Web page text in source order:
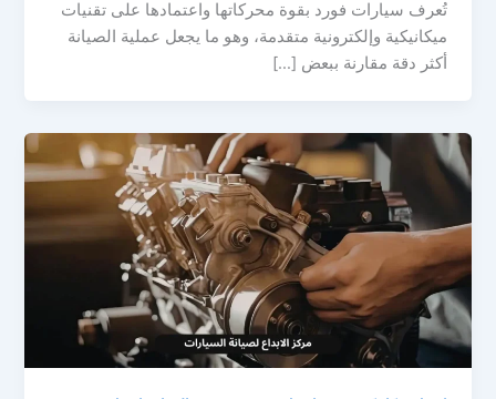
تُعرف سيارات فورد بقوة محركاتها واعتمادها على تقنيات
ميكانيكية وإلكترونية متقدمة، وهو ما يجعل عملية الصيانة
أكثر دقة مقارنة ببعض […]